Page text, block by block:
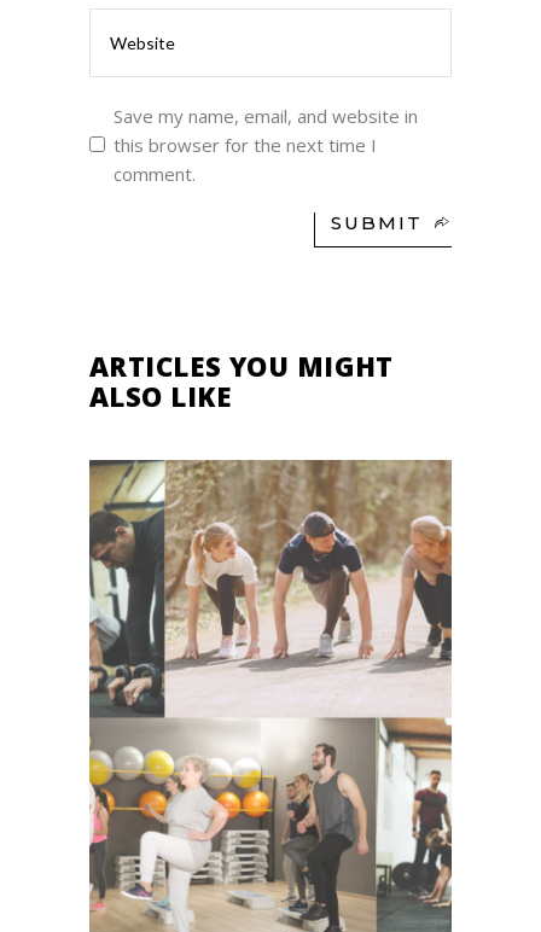
Save my name, email, and website in
this browser for the next time I
comment.
SUBMIT
ARTICLES YOU MIGHT
ALSO LIKE